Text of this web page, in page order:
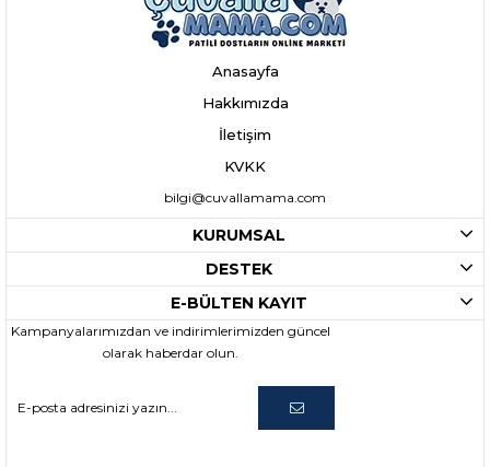
Anasayfa
Hakkımızda
İletişim
KVKK
bilgi@cuvallamama.com
KURUMSAL
DESTEK
E-BÜLTEN KAYIT
Kampanyalarımızdan ve indirimlerimizden güncel
olarak haberdar olun.